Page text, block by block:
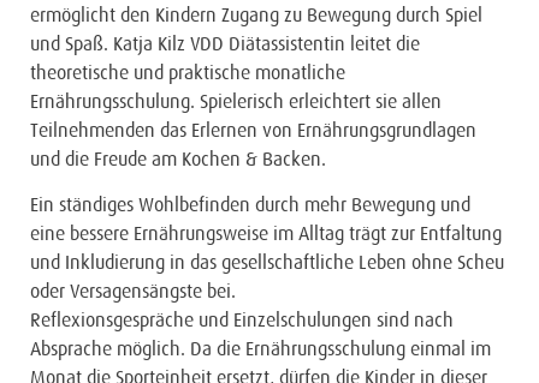
ermöglicht den Kindern Zugang zu Bewegung durch Spiel
und Spaß. Katja Kilz VDD Diätassistentin leitet die
theoretische und praktische monatliche
Ernährungsschulung. Spielerisch erleichtert sie allen
Teilnehmenden das Erlernen von Ernährungsgrundlagen
und die Freude am Kochen & Backen.
Ein ständiges Wohlbefinden durch mehr Bewegung und
eine bessere Ernährungsweise im Alltag trägt zur Entfaltung
und Inkludierung in das gesellschaftliche Leben ohne Scheu
oder Versagensängste bei.
Reflexionsgespräche und Einzelschulungen sind nach
Absprache möglich. Da die Ernährungsschulung einmal im
Monat die Sporteinheit ersetzt, dürfen die Kinder in dieser